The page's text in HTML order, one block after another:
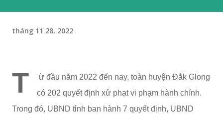
tháng 11 28, 2022
T
ừ đầu năm 2022 đến nay, toàn huyện Đắk Glong
có 202 quyết định xử phạt vi phạm hành chính.
Trong đó, UBND tỉnh ban hành 7 quyết định, UBND